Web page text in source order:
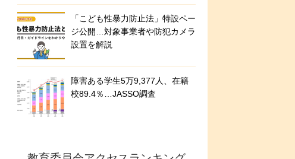
「こども性暴力防止法」特設ペー
ジ公開…対象事業者や防犯カメラ
設置を解説
障害ある学生5万9,377人、在籍
校89.4％…JASSO調査